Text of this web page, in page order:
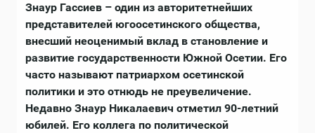
Знаур Гассиев – один из авторитетнейших
представителей югоосетинского общества,
внесший неоценимый вклад в становление и
развитие государственности Южной Осетии. Его
часто называют патриархом осетинской
политики и это отнюдь не преувеличение.
Недавно Знаур Никалаевич отметил 90-летний
юбилей. Его коллега по политической